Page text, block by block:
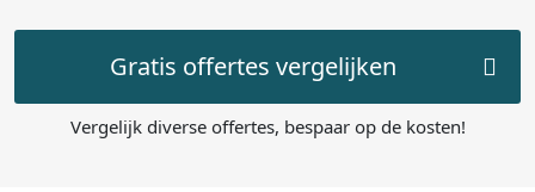
Gratis offertes vergelijken
Vergelijk diverse offertes, bespaar op de kosten!